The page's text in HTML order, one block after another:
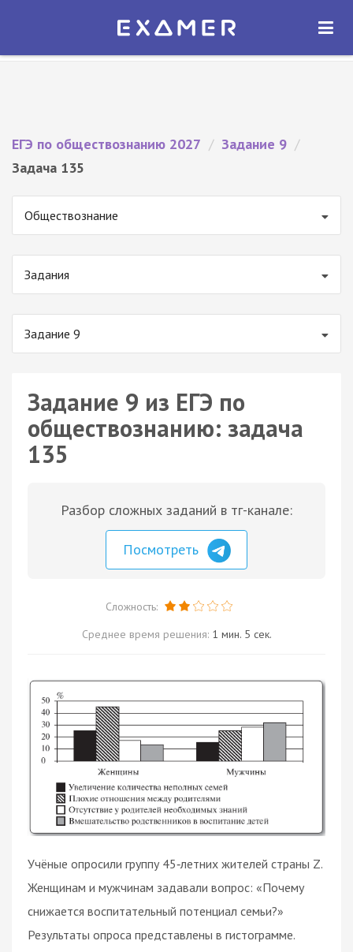
Экзамер — ЕГЭ 2027
ОТКРЫТЬ
ЕГЭ по обществознанию 2027 / Задание 9 /
Задача 135
Обществознание
Задания
Задание 9
Задание 9 из ЕГЭ по
обществознанию: задача
135
Разбор сложных заданий в тг-канале:
Посмотреть
Сложность:
Среднее время решения: 1 мин. 5 сек.
Учёные опросили группу 45‑летних жителей страны Z.
Женщинам и мужчинам задавали вопрос: «Почему
снижается воспитательный потенциал семьи?»
Результаты опроса представлены в гистограмме.